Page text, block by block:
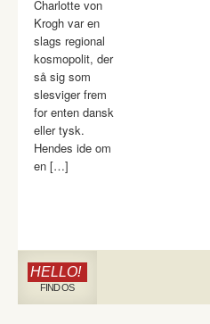
Charlotte von
Krogh var en
slags regional
kosmopolit, der
så sig som
slesviger frem
for enten dansk
eller tysk.
Hendes ide om
en […]
HELLO!
FIND OS